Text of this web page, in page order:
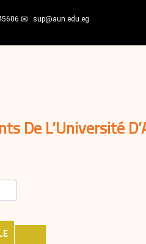
sup@aun.edu.eg
De L’Université